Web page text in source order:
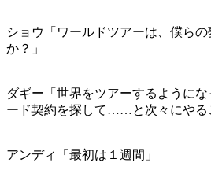
ショウ「ワールドツアーは、僕ら
か？」
ダギー「世界をツアーするように
ード契約を探して……と次々にやる
アンディ「最初は１週間」